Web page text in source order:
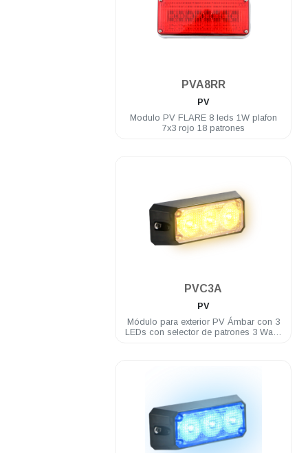
PVA8RR
PV
Modulo PV FLARE 8 leds 1W plafon
7x3 rojo 18 patrones
PVC3A
PV
Módulo para exterior PV Ámbar con 3
LEDs con selector de patrones 3 Watts